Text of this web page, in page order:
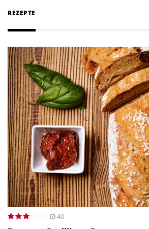
REZEPTE
40